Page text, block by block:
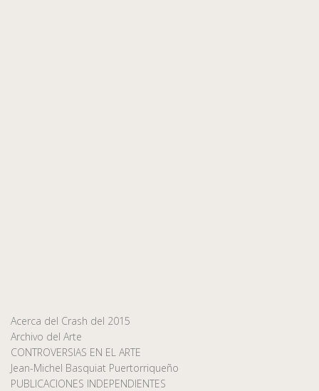
Acerca del Crash del 2015
Archivo del Arte
CONTROVERSIAS EN EL ARTE
Jean-Michel Basquiat Puertorriqueño
PUBLICACIONES INDEPENDIENTES